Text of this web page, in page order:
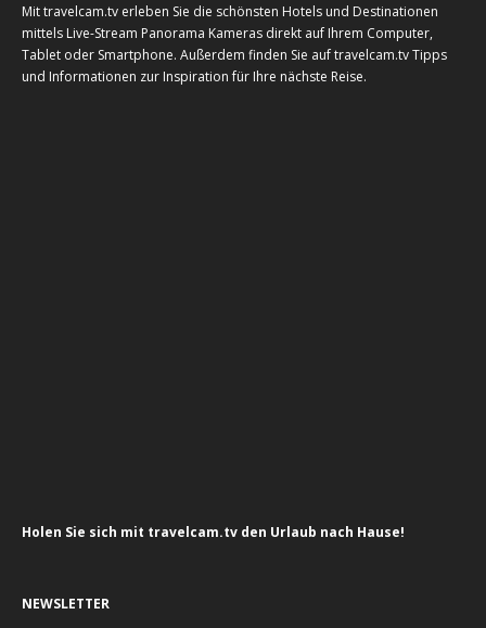
Mit travelcam.tv erleben Sie die schönsten Hotels und Destinationen
mittels Live-Stream Panorama Kameras direkt auf Ihrem Computer,
Tablet oder Smartphone. Außerdem finden Sie auf travelcam.tv Tipps
und Informationen zur Inspiration für Ihre nächste Reise.
Holen Sie sich mit travelcam.tv den Urlaub nach Hause!
NEWSLETTER